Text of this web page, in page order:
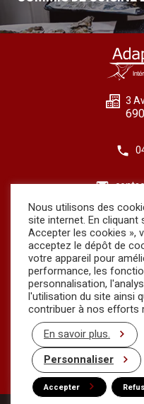
Nous recherchons des…
3
Conditions
Du
Après
Relevé
Nous utilisons des
site internet. En cliquant
Accepter les cookies »,
acceptez le dépôt de
votre appareil pour
performance, les
personnalisation,
l'utilisation du site ainsi
contribuer à nos efforts
En savoir plus.
Personnaliser
Accepter 💬 Nous